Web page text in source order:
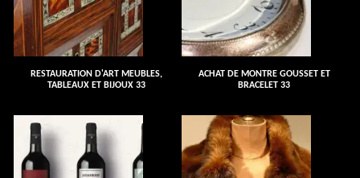
RESTAURATION D'ART MEUBLES,
TABLEAUX ET BIJOUX 33
ACHAT DE MONTRE GOUSSET ET
BRACELET 33